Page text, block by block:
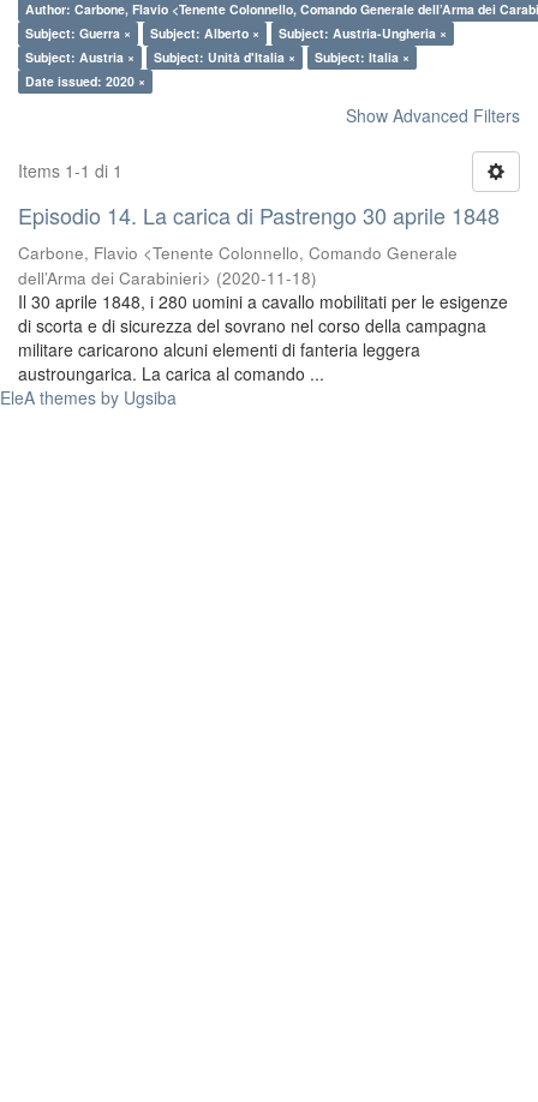
Author: Carbone, Flavio <Tenente Colonnello, Comando Generale dell’Arma dei
Subject: Guerra ×
Subject: Alberto ×
Subject: Austria-Ungheria ×
Subject: Austria ×
Subject: Unità d'Italia ×
Subject: Italia ×
Date issued: 2020 ×
Show Advanced Filters
Items 1-1 di 1
Episodio 14. La carica di Pastrengo 30 aprile 1848
Carbone, Flavio <Tenente Colonnello, Comando Generale
dell’Arma dei Carabinieri> (2020-11-18)
Il 30 aprile 1848, i 280 uomini a cavallo mobilitati per le esigenze
di scorta e di sicurezza del sovrano nel corso della campagna
militare caricarono alcuni elementi di fanteria leggera
austroungarica. La carica al comando ...
EleA themes by Ugsiba